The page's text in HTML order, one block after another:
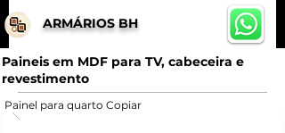
ARMÁRIOS BH
Paineis em MDF para TV, cabeceira e
revestimento
Painel para quarto Copiar